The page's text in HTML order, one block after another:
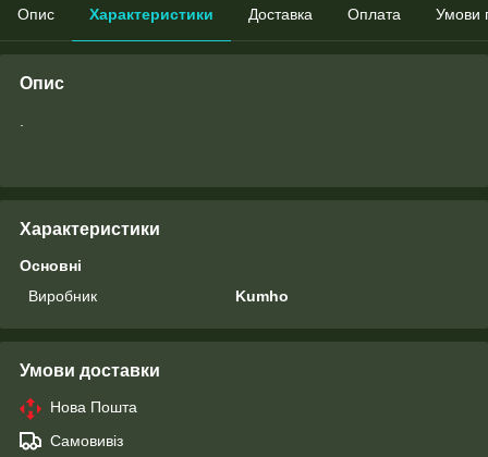
Опис Характеристики Доставка Оплата Умови
Опис
Характеристики
Основні
Виробник
Kumho
Умови доставки
Нова Пошта
Самовивіз